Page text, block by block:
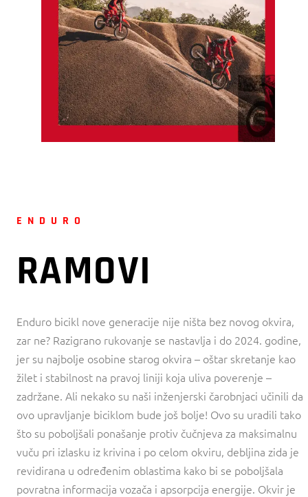
ENDURO
RAMOVI
Enduro bicikl nove generacije nije ništa bez novog okvira,
zar ne? Razigrano rukovanje se nastavlja i do 2024. godine,
jer su najbolje osobine starog okvira – oštar skretanje kao
žilet i stabilnost na pravoj liniji koja uliva poverenje –
zadržane. Ali nekako su naši inženjerski čarobnjaci učinili da
ovo upravljanje biciklom bude još bolje! Ovo su uradili tako
što su poboljšali ponašanje protiv čučnjeva za maksimalnu
vuču pri izlasku iz krivina i po celom okviru, debljina zida je
revidirana u određenim oblastima kako bi se poboljšala
povratna informacija vozača i apsorpcija energije. Okvir je